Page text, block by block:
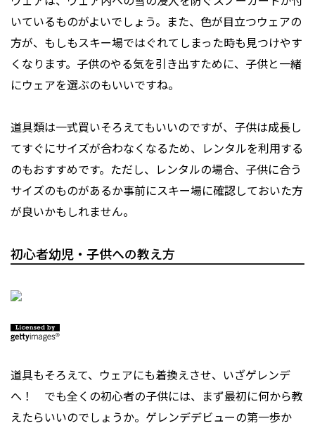
いているものがよいでしょう。また、色が目立つウェアの
方が、もしもスキー場ではぐれてしまった時も見つけやす
くなります。子供のやる気を引き出すために、子供と一緒
にウェアを選ぶのもいいですね。
道具類は一式買いそろえてもいいのですが、子供は成長し
てすぐにサイズが合わなくなるため、レンタルを利用する
のもおすすめです。ただし、レンタルの場合、子供に合う
サイズのものがあるか事前にスキー場に確認しておいた方
が良いかもしれません。
初心者幼児・子供への教え方
道具もそろえて、ウェアにも着換えさせ、いざゲレンデ
へ！ でも全くの初心者の子供には、まず最初に何から教
えたらいいのでしょうか。ゲレンデデビューの第一歩か